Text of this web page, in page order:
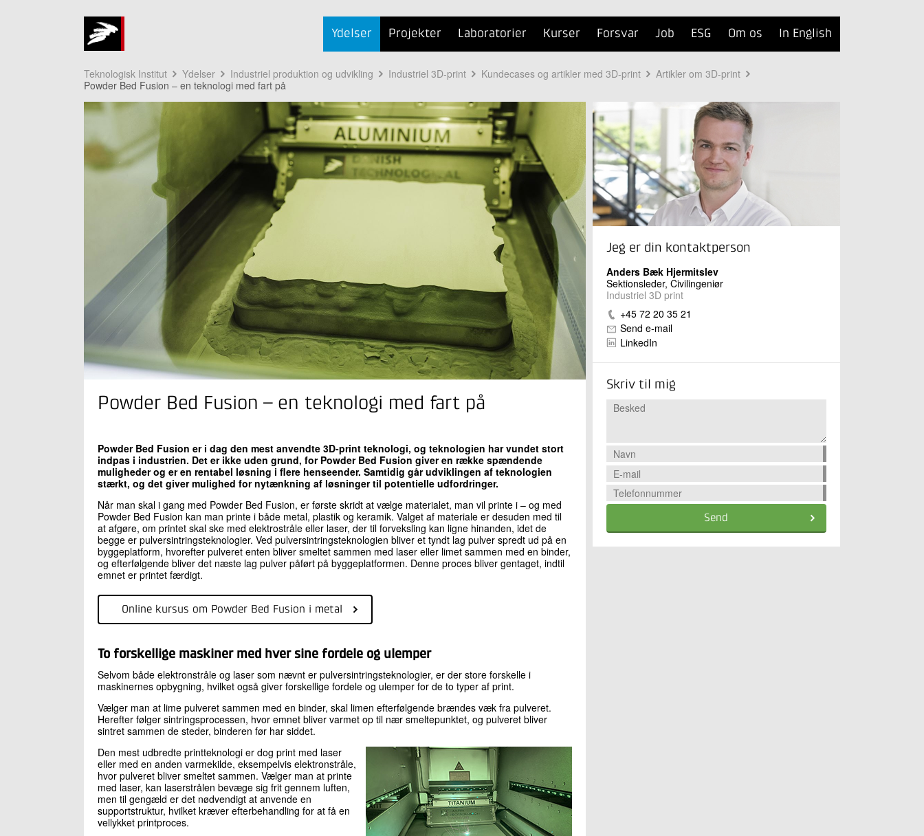
Ydelser Projekter Laboratorier Kurser Forsvar Job ESG Om os In English
Teknologisk Institut Ydelser Industriel produktion og udvikling Industriel 3D-print Kundecases og artikler med 3D-print
Artikler om 3D-print
Powder Bed Fusion – en teknologi med fart på
Powder Bed Fusion – en teknologi med fart på
Powder Bed Fusion er i dag den mest anvendte 3D-print teknologi, og teknologien har vundet stort
indpas i industrien. Det er ikke uden grund, for Powder Bed Fusion giver en række spændende
muligheder og er en rentabel løsning i flere henseender. Samtidig går udviklingen af teknologien
stærkt, og det giver mulighed for nytænkning af løsninger til potentielle udfordringer.
Når man skal i gang med Powder Bed Fusion, er første skridt at vælge materialet, man vil printe i – og med
Powder Bed Fusion kan man printe i både metal, plastik og keramik. Valget af materiale er desuden med til
at afgøre, om printet skal ske med elektrostråle eller laser, der til forveksling kan ligne hinanden, idet de
begge er pulversintringsteknologier. Ved pulversintringsteknologien bliver et tyndt lag pulver spredt ud på en
byggeplatform, hvorefter pulveret enten bliver smeltet sammen med laser eller limet sammen med en binder,
og efterfølgende bliver det næste lag pulver påført på byggeplatformen. Denne proces bliver gentaget, indtil
emnet er printet færdigt.
Online kursus om Powder Bed Fusion i metal
To forskellige maskiner med hver sine fordele og ulemper
Selvom både elektronstråle og laser som nævnt er pulversintringsteknologier, er der store forskelle i
maskinernes opbygning, hvilket også giver forskellige fordele og ulemper for de to typer af print.
Vælger man at lime pulveret sammen med en binder, skal limen efterfølgende brændes væk fra pulveret.
Herefter følger sintringsprocessen, hvor emnet bliver varmet op til nær smeltepunktet, og pulveret bliver
sintret sammen de steder, binderen før har siddet.
Den mest udbredte printteknologi er dog print med laser
eller med en anden varmekilde, eksempelvis elektronstråle,
hvor pulveret bliver smeltet sammen. Vælger man at printe
med laser, kan laserstrålen bevæge sig frit gennem luften,
men til gengæld er det nødvendigt at anvende en
supportstruktur, hvilket kræver efterbehandling for at få en
vellykket printproces.
Jeg er din kontaktperson
Anders Bæk Hjermitslev
Sektionsleder, Civilingeniør
Industriel 3D print
+45 72 20 35 21
Send e-mail
LinkedIn
Skriv til mig
Send